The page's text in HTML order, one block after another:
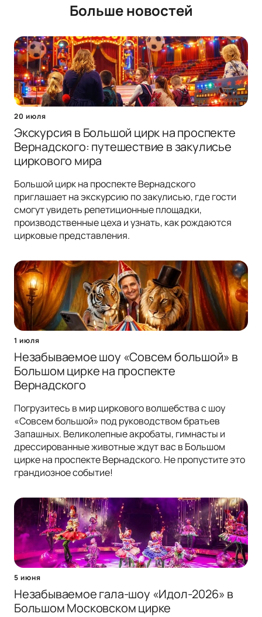
Больше новостей
20 июля
Экскурсия в Большой цирк на проспекте
Вернадского: путешествие в закулисье
циркового мира
Большой цирк на проспекте Вернадского
приглашает на экскурсию по закулисью, где гости
смогут увидеть репетиционные площадки,
производственные цеха и узнать, как рождаются
цирковые представления.
1 июля
Незабываемое шоу «Совсем большой» в
Большом цирке на проспекте
Вернадского
Погрузитесь в мир циркового волшебства с шоу
«Совсем большой» под руководством братьев
Запашных. Великолепные акробаты, гимнасты и
дрессированные животные ждут вас в Большом
цирке на проспекте Вернадского. Не пропустите это
грандиозное событие!
5 июня
Незабываемое гала-шоу «Идол-2026» в
Большом Московском цирке